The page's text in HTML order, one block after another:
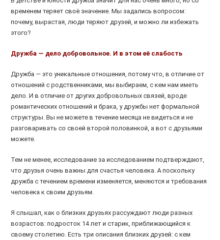
временем теряет своё значение. Мы задались вопросом:
почему, вырастая, люди теряют друзей, и можно ли избежать
этого?
Дружба — дело добровольное. И в этом её слабость
Дружба — это уникальные отношения, потому что, в отличие от
отношений с родственниками, мы выбираем, с кем нам иметь
дело. И в отличие от других добровольных связей, вроде
романтических отношений и брака, у дружбы нет формальной
структуры. Вы не можете в течение месяца не видеться и не
разговаривать со своей второй половинкой, а вот с друзьями
можете.
Тем не менее, исследование за исследованием подтверждают,
что друзья очень важны для счастья человека. А поскольку
дружба с течением времени изменяется, меняются и требования
человека к своим друзьям.
Я слышал, как о близких друзьях рассуждают люди разных
возрастов: подросток 14 лет и старик, приближающийся к
своему столетию. Есть три описания близких друзей: с кем